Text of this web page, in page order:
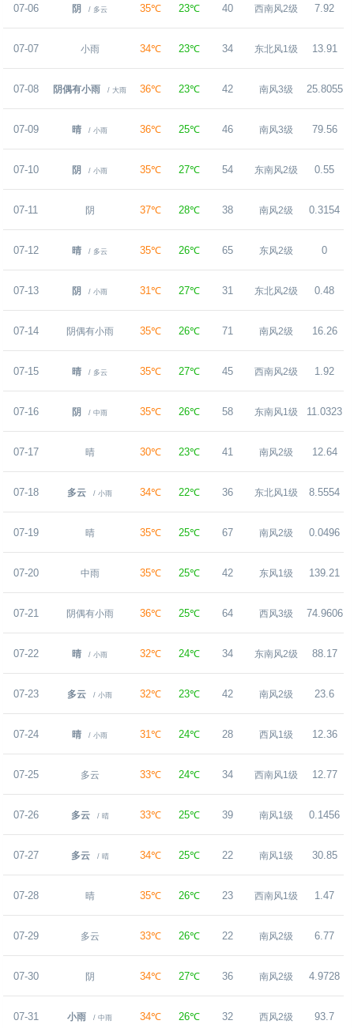
07-06 阴 / 多云 35℃ 23℃ 40 西南风2级 7.92
07-07 小雨 34℃ 23℃ 34 东北风1级 13.91
07-08 阴偶有小雨 / 大雨 36℃ 23℃ 42 南风3级 25.8055
07-09 晴 / 小雨 36℃ 25℃ 46 南风3级 79.56
07-10 阴 / 小雨 35℃ 27℃ 54 东南风2级 0.55
07-11 阴 37℃ 28℃ 38 南风2级 0.3154
07-12 晴 / 多云 35℃ 26℃ 65 东风2级 0
07-13 阴 / 小雨 31℃ 27℃ 31 东北风2级 0.48
07-14 阴偶有小雨 35℃ 26℃ 71 南风2级 16.26
07-15 晴 / 多云 35℃ 27℃ 45 西南风2级 1.92
07-16 阴 / 中雨 35℃ 26℃ 58 东南风1级 11.0323
07-17 晴 30℃ 23℃ 41 南风2级 12.64
07-18 多云 / 小雨 34℃ 22℃ 36 东北风1级 8.5554
07-19 晴 35℃ 25℃ 67 南风2级 0.0496
07-20 中雨 35℃ 25℃ 42 东风1级 139.21
07-21 阴偶有小雨 36℃ 25℃ 64 西风3级 74.9606
07-22 晴 / 小雨 32℃ 24℃ 34 东南风2级 88.17
07-23 多云 / 小雨 32℃ 23℃ 42 南风2级 23.6
07-24 晴 / 小雨 31℃ 24℃ 28 西风1级 12.36
07-25 多云 33℃ 24℃ 34 西南风1级 12.77
07-26 多云 / 晴 33℃ 25℃ 39 南风1级 0.1456
07-27 多云 / 晴 34℃ 25℃ 22 南风1级 30.85
07-28 晴 35℃ 26℃ 23 西南风1级 1.47
07-29 多云 33℃ 26℃ 22 南风2级 6.77
07-30 阴 34℃ 27℃ 36 南风2级 4.9728
07-31 小雨 / 中雨 34℃ 26℃ 32 西风2级 93.7